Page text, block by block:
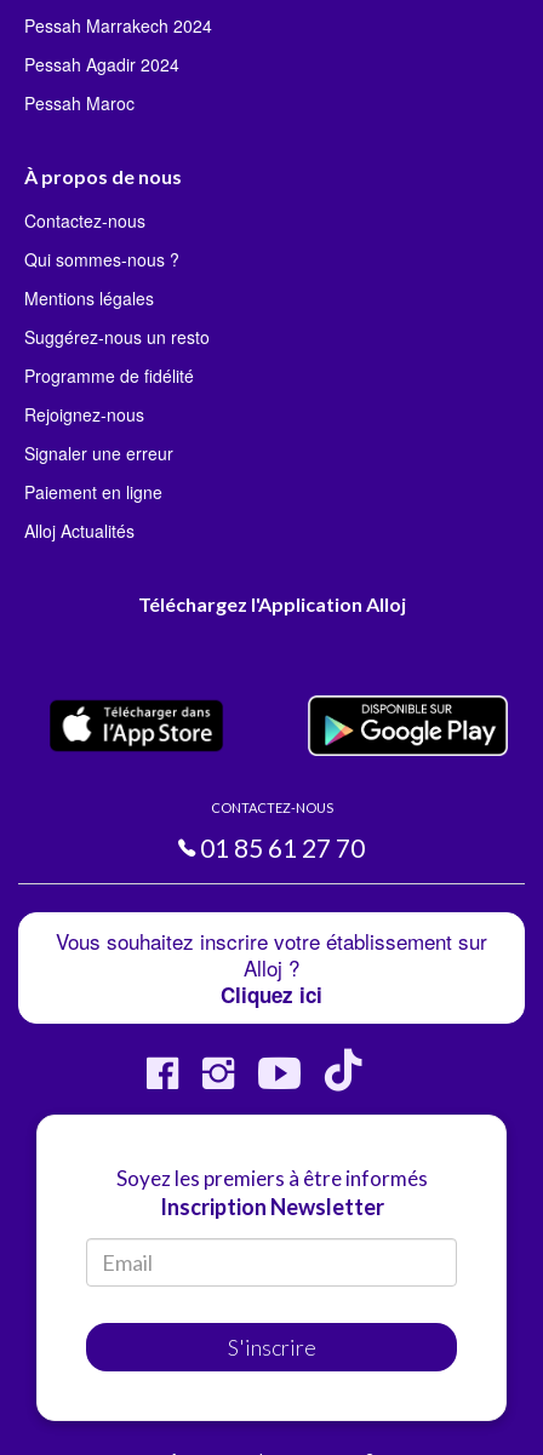
Pessah Marrakech 2024
Pessah Agadir 2024
Pessah Maroc
À propos de nous
Contactez-nous
Qui sommes-nous ?
Mentions légales
Suggérez-nous un resto
Programme de fidélité
Rejoignez-nous
Signaler une erreur
Paiement en ligne
Alloj Actualités
Téléchargez l'Application Alloj
CONTACTEZ-NOUS
01 85 61 27 70
Vous souhaitez inscrire votre établissement sur
Alloj ?
Cliquez ici
Soyez les premiers à être informés
Inscription Newsletter
S'inscrire